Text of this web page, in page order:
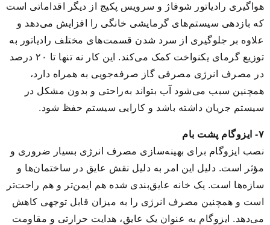
هواگیری رادیاتور شوفاژ و سرویس پکیج از دیگر اقداماتی است
که بازدهی سیستم‌های گرمایشی خانگی را افزایش می‌دهد و
علاوه بر جلوگیری از سرد شدن قسمت‌های مختلف رادیاتور به
توزیع گرمای یکنواخت کمک می‌کند. این کار نه تنها تا ۲۰ درصد
در مصرف انرژی مصرفی گاز صرفه‌جویی به همراه دارد،
همچنین سبب می‌شود آب بتواند به‌راحتی و بدون مشکل در
سیستم جریان داشته باشد و کارایی سیستم حفظ شود.
۷- ایزوگام پشت بام
نصب ایزوگام برای بهینه‌سازی مصرف انرژی بسیار ضروری و
مؤثر است. دلیل این امر به دلیل نقش عایق در ساختمان‌ها و
سازه‌ها است. یک خانه عایق‌بندی شده هم ایمن‌تر و هم راحت‌تر
است و همچنین مصرف انرژی را به میزان قابل توجهی کاهش
می‌دهد. ایزوگام به عنوان یک عایق، هدایت حرارتی و مقاومت